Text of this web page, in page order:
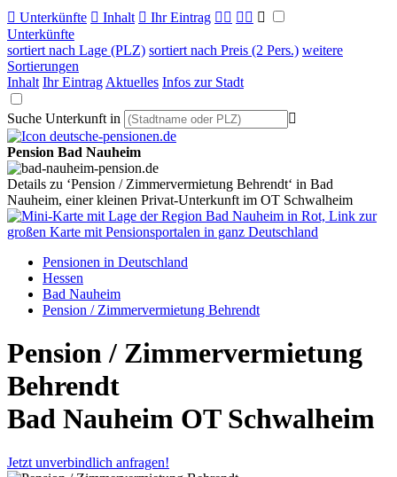
 Unterkünfte  Inhalt  Ihr Eintrag   
Unterkünfte
sortiert nach Lage (PLZ) sortiert nach Preis (2 Pers.) weitere
Sortierungen
Inhalt Ihr Eintrag Aktuelles Infos zur Stadt
Suche Unterkunft in 
Pension Bad Nauheim
Details zu ‘Pension / Zimmervermietung Behrendt‘ in Bad
Nauheim, einer kleinen Privat-Unterkunft im OT Schwalheim
Pensionen in Deutschland
Hessen
Bad Nauheim
Pension / Zimmervermietung Behrendt
Pension / Zimmervermietung
Behrendt
Bad Nauheim OT Schwalheim
Jetzt unverbindlich anfragen!